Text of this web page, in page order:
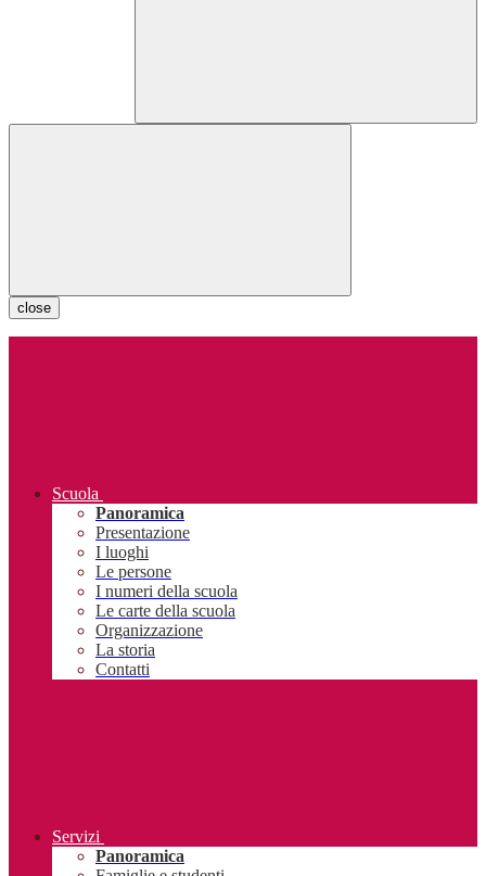
close
Scuola
Panoramica
Presentazione
I luoghi
Le persone
I numeri della scuola
Le carte della scuola
Organizzazione
La storia
Contatti
Servizi
Panoramica